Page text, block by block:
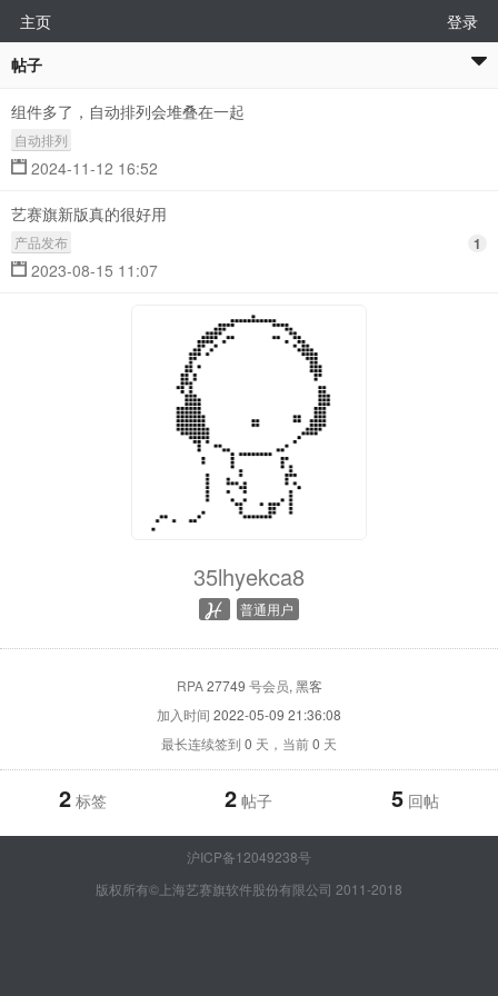
主页
登录
帖子
组件多了，自动排列会堆叠在一起
自动排列
2024-11-12 16:52
艺赛旗新版真的很好用
产品发布
2023-08-15 11:07
1
35lhyekca8
普通用户
RPA27749 号会员, 黑客
加入时间 2022-05-09 21:36:08
最长连续签到 0 天，当前0 天
2 标签 2 帖子 5 回帖
沪ICP备12049238号
版权所有©上海艺赛旗软件股份有限公司 2011-2018